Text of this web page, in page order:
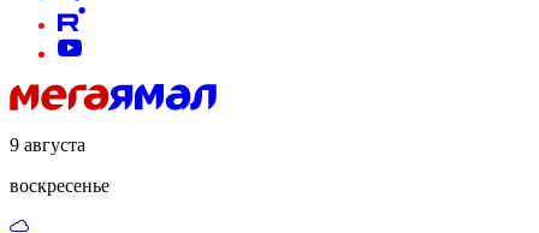
9 августа
воскресенье